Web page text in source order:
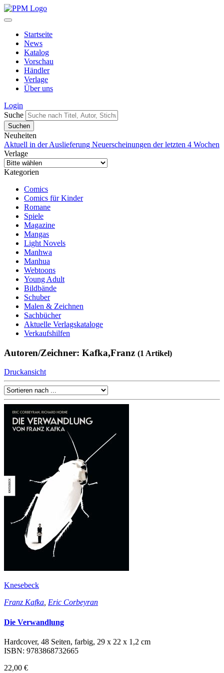
Startseite
News
Katalog
Vorschau
Händler
Verlage
Über uns
Login
Suche
Neuheiten
Aktuell in der Auslieferung Neuerscheinungen der letzten 4 Wochen
Verlage
Kategorien
Comics
Comics für Kinder
Romane
Spiele
Magazine
Mangas
Light Novels
Manhwa
Manhua
Webtoons
Young Adult
Bildbände
Schuber
Malen & Zeichnen
Sachbücher
Aktuelle Verlagskataloge
Verkaufshilfen
Autoren/Zeichner: Kafka,Franz (1 Artikel)
Druckansicht
Knesebeck
Franz Kafka, Eric Corbeyran
Die Verwandlung
Hardcover, 48 Seiten, farbig, 29 x 22 x 1,2 cm
ISBN: 9783868732665
22,00 €